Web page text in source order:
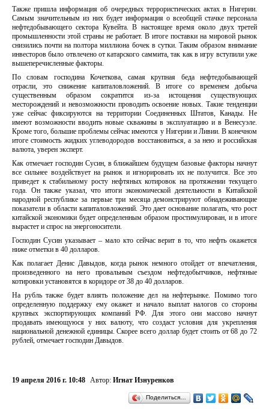
Также пришла информация об очередных террористических актах в Нигерии.
Самым значительным из них будет информация о всеобщей стачке персонала
нефтедобывающего сектора Кувейта. В настоящее время около двух третей
промышленности этой страны не работает. В итоге поставки на мировой рынок
снизились почти на полтора миллиона бочек в сутки. Таким образом внимание
инвесторов было отвлечено от катарского саммита, так как в игру вступили уже
вышеперечисленные факторы.
По словам господина Кочеткова, самая крупная беда нефтедобывающей
отрасли, это снижение капиталовложений. В итоге со временем добыча
существенным образом сократится из-за истощения существующих
месторождений и невозможности проводить освоение новых. Такие тенденции
уже сейчас фиксируются на территории Соединенных Штатов, Канады. Не
имеют возможности вводить новые скважины в эксплуатацию и в Венесуэле.
Кроме того, большие проблемы сейчас имеются у Нигерии и Ливии. В конечном
итоге стоимость жидких углеводородов восстановиться, а за нею и российская
валюта, уверен эксперт.
Как отмечает господин Сусин, в ближайшем будущем базовые факторы начнут
все сильнее воздействует на рынок и игнорировать их не получится. Все это
приведет к стабильному росту нефтяных котировок на протяжении текущего
года. Он также указал, что итоги экономической деятельности в Китайской
народной республике за первые три месяца демонстрируют обнадеживающие
показатели в области капиталовложений. Это дает основание полагать, что рост
китайской экономики будет определенным образом простимулирован, и в итоге
вырастет и спрос на энергоносители.
Господин Сусин указывает – мало кто сейчас верит в то, что нефть окажется
ниже отметки в 40 долларов.
Как полагает Денис Давыдов, когда рынок немного отойдет от впечатления,
произведенного на него провальным съездом нефтедобытчиков, нефтяные
котировки установятся в коридоре от 38 до 40 долларов.
На рубль также будет влиять положение дел на нефтерынке. Помимо того
определенную поддержку ему окажет и начало выплат налогов со стороны
крупных экспортирующих компаний РФ. Для этого они массово начнут
продавать имеющуюся у них валюту, что создаст условия для укрепления
национальной денежной единицы. Скорее всего доллар будет стоить от 68 до 72
рублей, отмечает господин Давыдов.
19 апреля 2016 г. 10:48 Автор: Игнат Изнуренков
Поделиться…